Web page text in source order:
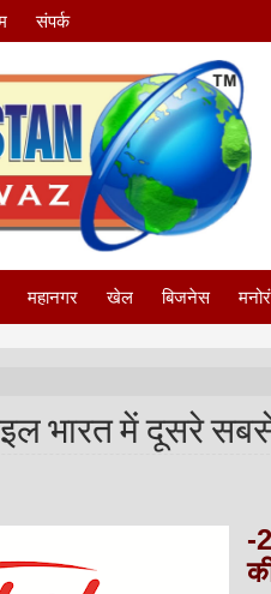
संपर्क
महानगर खेल बिजनेस
भारत में दूसरे
-